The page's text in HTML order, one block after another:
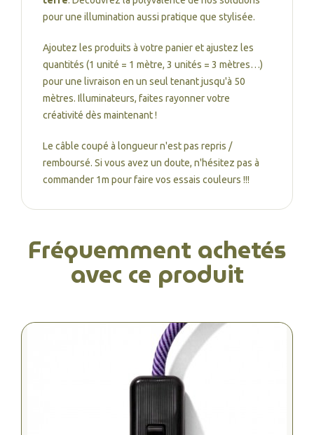
pour une illumination aussi pratique que stylisée.
Ajoutez les produits à votre panier et ajustez les
quantités (1 unité = 1 mètre, 3 unités = 3 mètres…)
pour une livraison en un seul tenant jusqu'à 50
mètres. Illuminateurs, faites rayonner votre
créativité dès maintenant !
Le câble coupé à longueur n'est pas repris /
remboursé. Si vous avez un doute, n'hésitez pas à
commander 1m pour faire vos essais couleurs !!!
Fréquemment achetés
avec ce produit